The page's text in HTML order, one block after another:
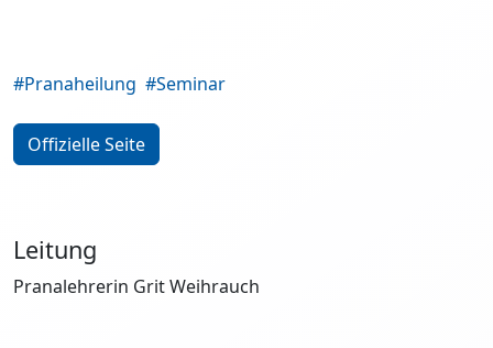
#Pranaheilung #Seminar
Offizielle Seite
Leitung
Pranalehrerin Grit Weihrauch